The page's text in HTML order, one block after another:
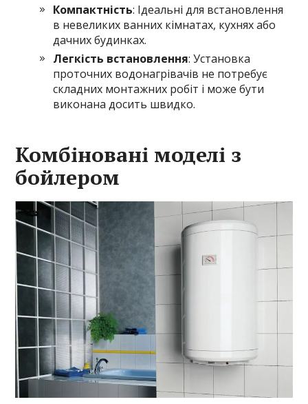
Компактність: Ідеальні для встановлення
в невеликих ванних кімнатах, кухнях або
дачних будинках.
Легкість встановлення: Установка
проточних водонагрівачів не потребує
складних монтажних робіт і може бути
виконана досить швидко.
Комбіновані моделі з
бойлером